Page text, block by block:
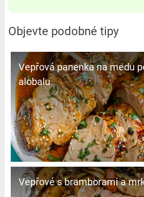
Objevte podobné tipy
Vepřová panenka na medu
alobalu
Vepřové s bramborami a